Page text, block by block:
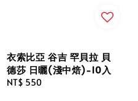
衣索比亞 谷吉 罕貝拉 貝
德莎 日曬(淺中焙)-10入
Regular
NT$ 550